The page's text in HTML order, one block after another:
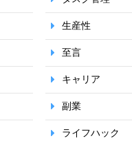
生産性
至言
キャリア
副業
ライフハック